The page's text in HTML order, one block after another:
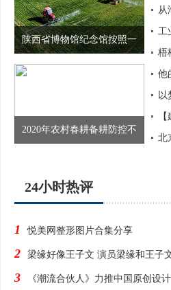
陕西省博物馆纪念馆按照一
2020年农村春耕备耕防控不
从
工
梧
他
以
北
24小时热评
1 悦美网整形图片合集分享
2 梁缘好像王子文 演员梁缘和王子
3 《潮流合伙人》力推中国原创设